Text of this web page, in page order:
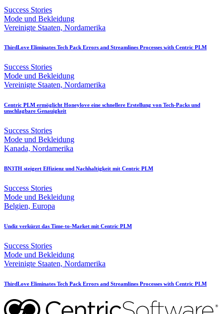
Success Stories
Mode und Bekleidung
Vereinigte Staaten, Nordamerika
ThirdLove Eliminates Tech Pack Errors and Streamlines Processes with Centric PLM
Success Stories
Mode und Bekleidung
Vereinigte Staaten, Nordamerika
Centric PLM ermöglicht Honeylove eine schnellere Erstellung von Tech-Packs und
unschlagbare Genauigkeit
Success Stories
Mode und Bekleidung
Kanada, Nordamerika
BN3TH steigert Effizienz und Nachhaltigkeit mit Centric PLM
Success Stories
Mode und Bekleidung
Belgien, Europa
Undiz verkürzt das Time-to-Market mit Centric PLM
Success Stories
Mode und Bekleidung
Vereinigte Staaten, Nordamerika
ThirdLove Eliminates Tech Pack Errors and Streamlines Processes with Centric PLM